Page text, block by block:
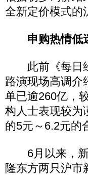
全新定价模式的
申购热情低
此前《每日经
路演现场高调介
单已逾260亿，
构人士表现较为
的5元～6.2元的
6月以来，新
隆东方两只沪市